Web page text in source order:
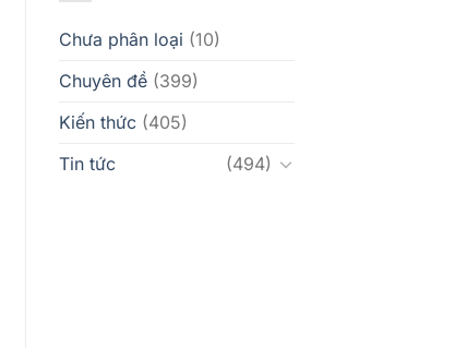
Chưa phân loại (10)
Chuyên đề(399)
Kiến thức(405)
Tin tức
(494)